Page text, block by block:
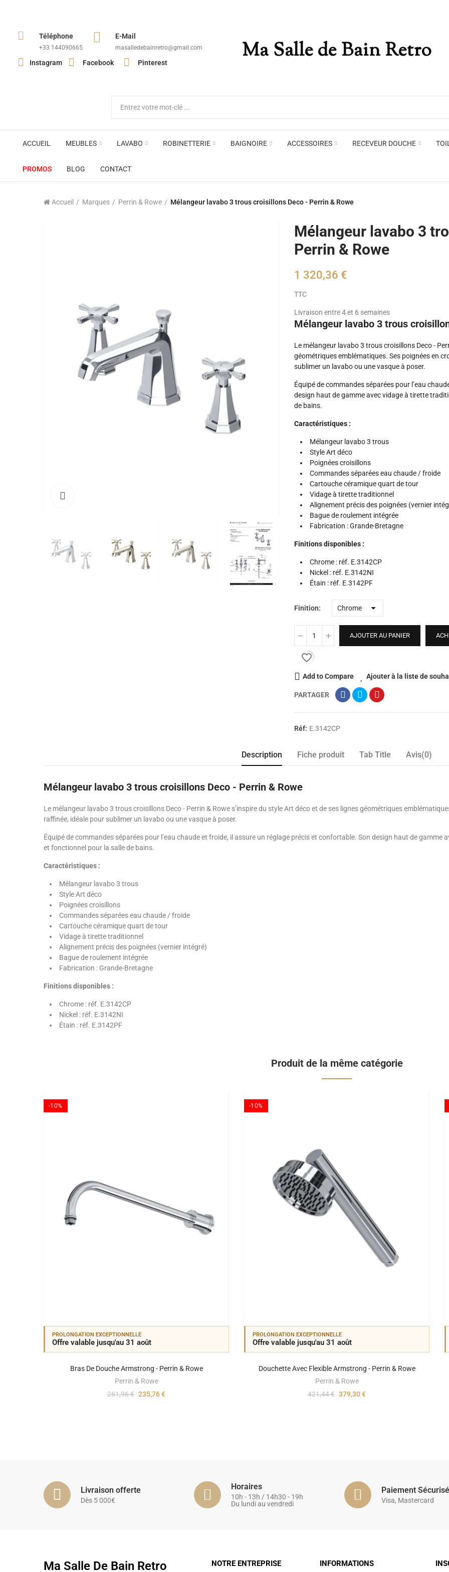
Téléphone
+33 144090665​
E-Mail
masalledebainretro@gmail.com
Instagram Facebook Pinterest Ma Salle de Bain Retro
ACCUEIL MEUBLES LAVABO ROBINETTERIE BAIGNOIRE ACCESSOIRES RECEVEUR DOUCHE
Plafonniers , spots et pendants
Voir toute la marque →
PROMOS BLOG CONTACT
Appliques murales
Accueil Marques Perrin & Rowe Mélangeur lavabo 3 trous croisillons Deco - Perrin & Rowe
Mélangeur lavabo 3
Perrin & Rowe
1 320,36 €
TTC
Livraison entre 4 et 6 semaines
Mélangeur lavabo 3 trous
Le mélangeur lavabo 3 trous croisillons Deco -
géométriques emblématiques. Ses poignées en
sublimer un lavabo ou une vasque à poser.
Équipé de commandes séparées pour l’eau
design haut de gamme avec vidage à tirette
de bains.
Caractéristiques :
Mélangeur lavabo 3 trous
Style Art déco
Poignées croisillons
Commandes séparées eau chaude / froide
Cartouche céramique quart de tour
Vidage à tirette traditionnel
Alignement précis des poignées (vernier
Bague de roulement intégrée
Fabrication : Grande-Bretagne
Finitions disponibles :
Chrome : réf. E.3142CP
Nickel : réf. E.3142NI
Étain : réf. E.3142PF
Finition
AJOUTER AU PANIER
favorite_border
Add to Compare Ajouter à la liste de
PARTAGER
Réf: E.3142CP
Description Fiche produit Tab Title Avis(0)
Mélangeur lavabo 3 trous croisillons Deco - Perrin & Rowe
Le mélangeur lavabo 3 trous croisillons Deco - Perrin & Rowe s’inspire du style Art déco et de ses lignes géométriques
raffinée, idéale pour sublimer un lavabo ou une vasque à poser.
Équipé de commandes séparées pour l’eau chaude et froide, il assure un réglage précis et confortable. Son design haut de
et fonctionnel pour la salle de bains.
Caractéristiques :
Mélangeur lavabo 3 trous
Style Art déco
Poignées croisillons
Commandes séparées eau chaude / froide
Cartouche céramique quart de tour
Vidage à tirette traditionnel
Alignement précis des poignées (vernier intégré)
Bague de roulement intégrée
Fabrication : Grande-Bretagne
Finitions disponibles :
Chrome : réf. E.3142CP
Nickel : réf. E.3142NI
Étain : réf. E.3142PF
Produit de la même catégorie
-10%
PROLONGATION EXCEPTIONNELLE
Offre valable jusqu'au 31 août
Bras De Douche Armstrong - Perrin & Rowe
Perrin & Rowe
261,96 € 235,76 €
-10%
PROLONGATION EXCEPTIONNELLE
Offre valable jusqu'au 31 août
Douchette Avec Flexible Armstrong - Perrin & Rowe
Perrin & Rowe
421,44 € 379,30 €
Livraison offerte
Dès 5 000€
Horaires
10h - 13h / 14h30 - 19h
Du lundi au vendredi
Paiement Sécurisé
Visa, Mastercard
Ma Salle De Bain Retro NOTRE ENTREPRISE INFORMATIONS